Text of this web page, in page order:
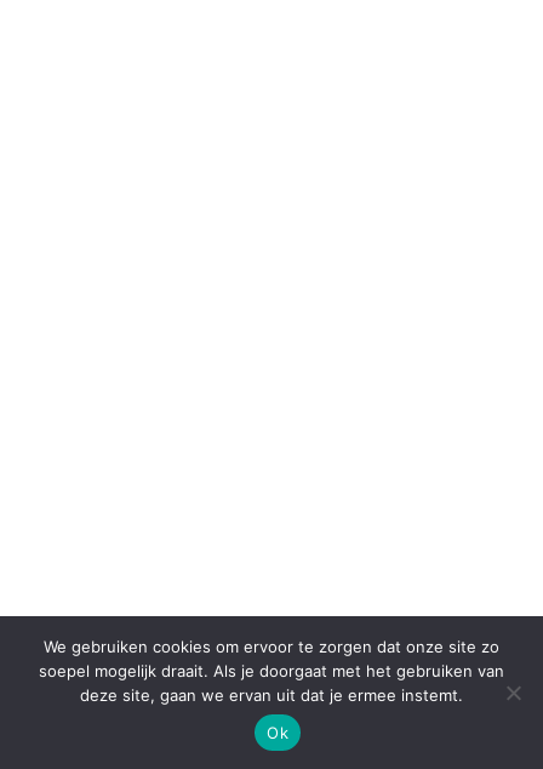
We gebruiken cookies om ervoor te zorgen dat onze site zo
soepel mogelijk draait. Als je doorgaat met het gebruiken van
deze site, gaan we ervan uit dat je ermee instemt.
Ok